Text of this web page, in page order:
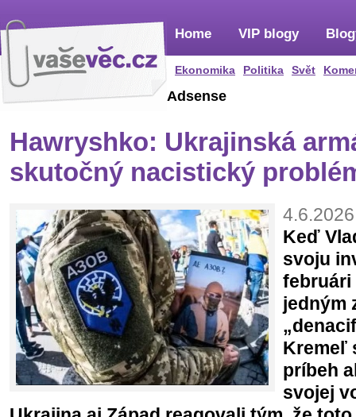
Home
Ekonomika Politika Svět
VIP blogy
Adsense
Hawryshko: Ukrajinská
skutočný nacistický
Keď
svoju
februári
jedným
Kremeľ
príbeh
svojej